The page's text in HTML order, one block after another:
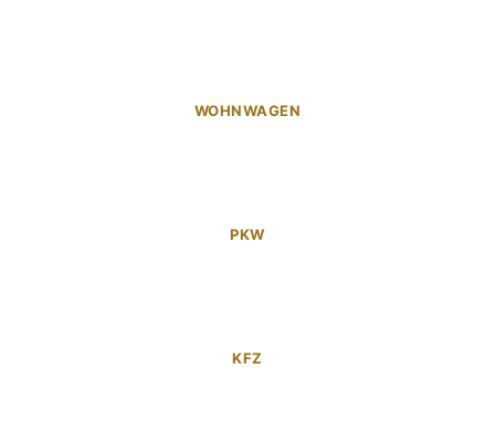
WOHNWAGEN
PKW
KFZ